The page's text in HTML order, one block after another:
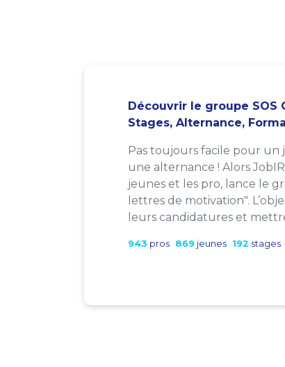
Découvrir le groupe
Stages, Alternance,
Pas toujours facile pour
une alternance ! Alors
jeunes et les pro, lance le
lettres de motivation".
leurs candidatures et
943 pros 869 jeunes 192 stages